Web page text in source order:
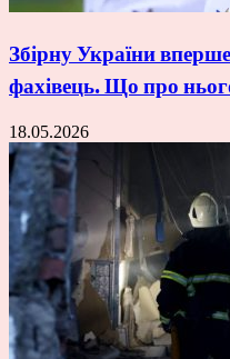
Збірну України
фахівець. Що про
18.05.2026